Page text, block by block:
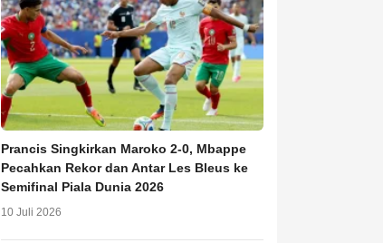
Prancis Singkirkan Maroko 2-0, Mbappe
Pecahkan Rekor dan Antar Les Bleus ke
Semifinal Piala Dunia 2026
10 Juli 2026